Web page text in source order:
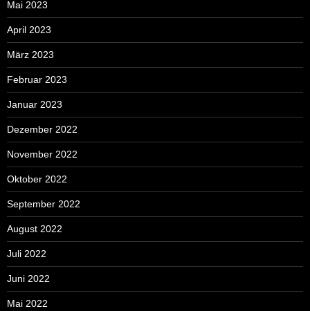
Mai 2023
April 2023
März 2023
Februar 2023
Januar 2023
Dezember 2022
November 2022
Oktober 2022
September 2022
August 2022
Juli 2022
Juni 2022
Mai 2022